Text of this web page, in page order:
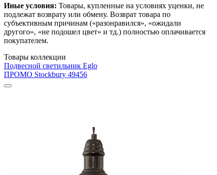
Иные условия: Товары, купленные на условиях уценки, не
подлежат возврату или обмену. Возврат товара по
субъективным причинам («разонравился», «ожидали
другого», «не подошел цвет» и тд.) полностью оплачивается
покупателем.
Товары коллекции
Подвесной светильник Eglo
ПРОМО Stockbury 49456